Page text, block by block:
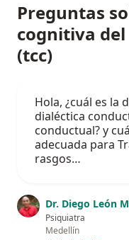
Preguntas
cognitiva
(tcc)
Hola, ¿cuál es la
dialéctica
conductual? y
adecuada para
rasgos…
Dr. Diego León
Psiquiatra
Medellín